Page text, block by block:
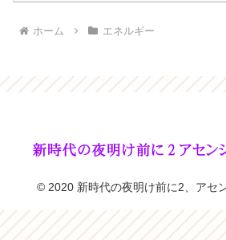
ホーム エネルギー
© 2020 新時代の夜明け前に2、アセ